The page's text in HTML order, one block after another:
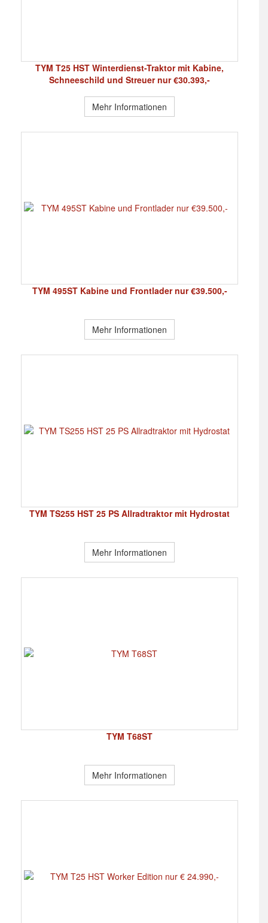
TYM T25 HST Winterdienst-Traktor mit Kabine,
Schneeschild und Streuer nur €30.393,-
Mehr Informationen
TYM 495ST Kabine und Frontlader nur €39.500,-
Mehr Informationen
TYM TS255 HST 25 PS Allradtraktor mit Hydrostat
Mehr Informationen
TYM T68ST
Mehr Informationen